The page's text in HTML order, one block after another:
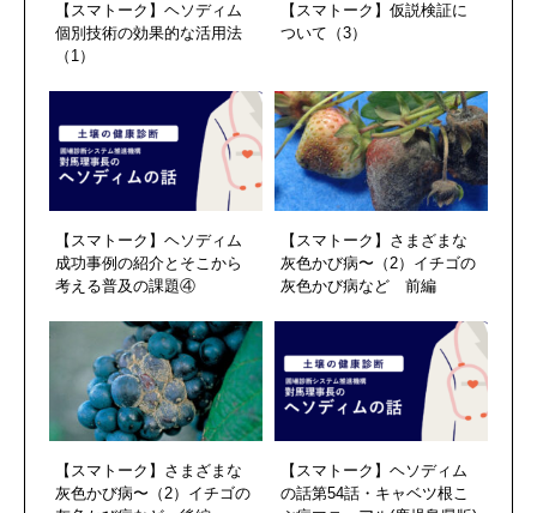
【スマトーク】ヘソディム
個別技術の効果的な活用法
（1）
【スマトーク】仮説検証に
ついて（3）
【スマトーク】ヘソディム
成功事例の紹介とそこから
考える普及の課題④
【スマトーク】さまざまな
灰色かび病〜（2）イチゴの
灰色かび病など 前編
【スマトーク】さまざまな
灰色かび病〜（2）イチゴの
【スマトーク】ヘソディム
の話第54話・キャベツ根こ